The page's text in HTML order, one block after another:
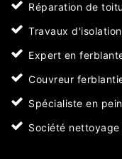
Réparation de
Travaux
Expert en
Couvreur
Spécialiste en
Société